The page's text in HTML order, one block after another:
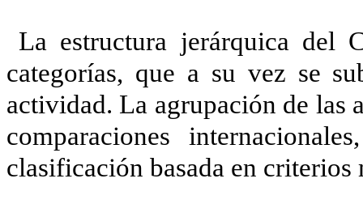
La estructura jerárquica del
categorías, que a su vez se
actividad. La agrupación de las
comparaciones
clasificación basada en